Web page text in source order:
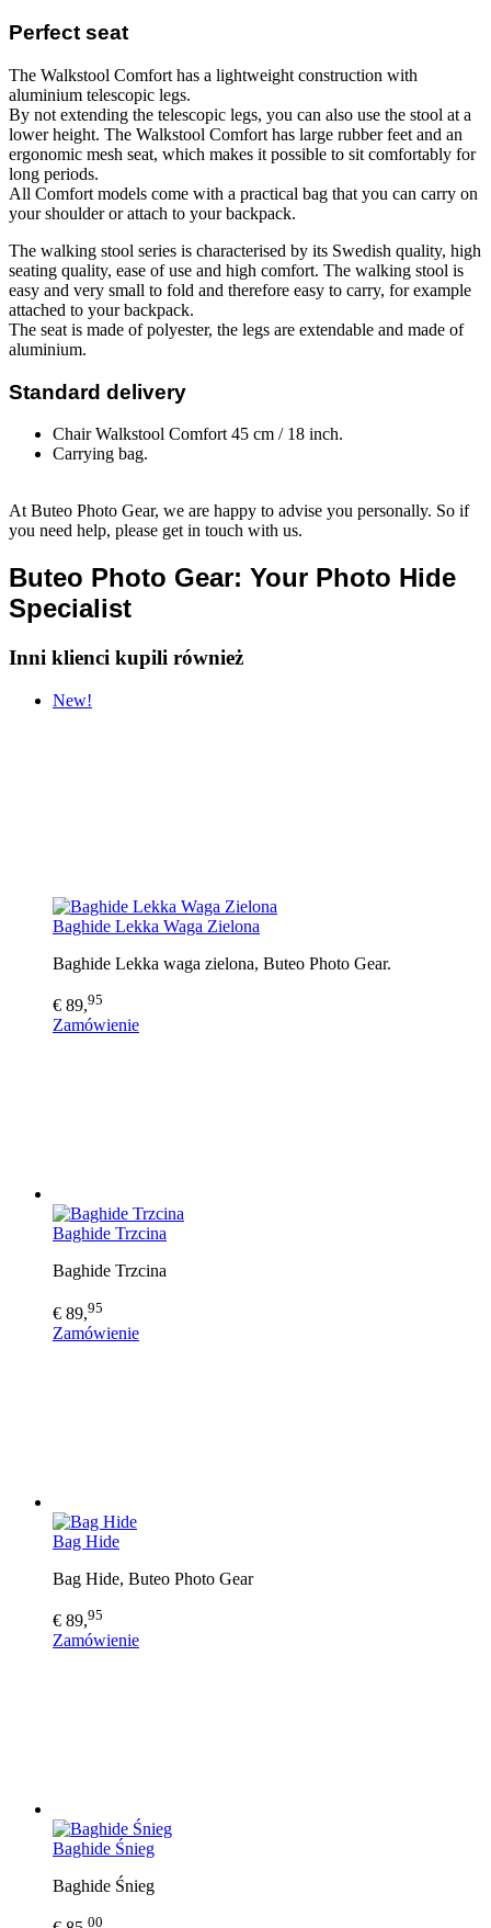
Perfect seat
The Walkstool Comfort has a lightweight construction with
aluminium telescopic legs.
By not extending the telescopic legs, you can also use the stool at a
lower height. The Walkstool Comfort has large rubber feet and an
ergonomic mesh seat, which makes it possible to sit comfortably for
long periods.
All Comfort models come with a practical bag that you can carry on
your shoulder or attach to your backpack.
The walking stool series is characterised by its Swedish quality, high
seating quality, ease of use and high comfort. The walking stool is
easy and very small to fold and therefore easy to carry, for example
attached to your backpack.
The seat is made of polyester, the legs are extendable and made of
aluminium.
Standard delivery
Chair Walkstool Comfort 45 cm / 18 inch.
Carrying bag.
At Buteo Photo Gear, we are happy to advise you personally. So if
you need help, please get in touch with us.
Buteo Photo Gear: Your Photo Hide
Specialist
Inni klienci kupili również
New!
Baghide Lekka Waga Zielona
Baghide Lekka waga zielona, Buteo Photo Gear.
€ 89,95
Zamówienie
Baghide Trzcina
Baghide Trzcina
€ 89,95
Zamówienie
Bag Hide
Bag Hide, Buteo Photo Gear
€ 89,95
Zamówienie
Baghide Śnieg
Baghide Śnieg
00